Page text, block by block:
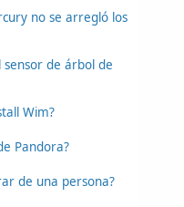
no se arregló los
sensor de árbol de
Wim?
Pandora?
de una persona?